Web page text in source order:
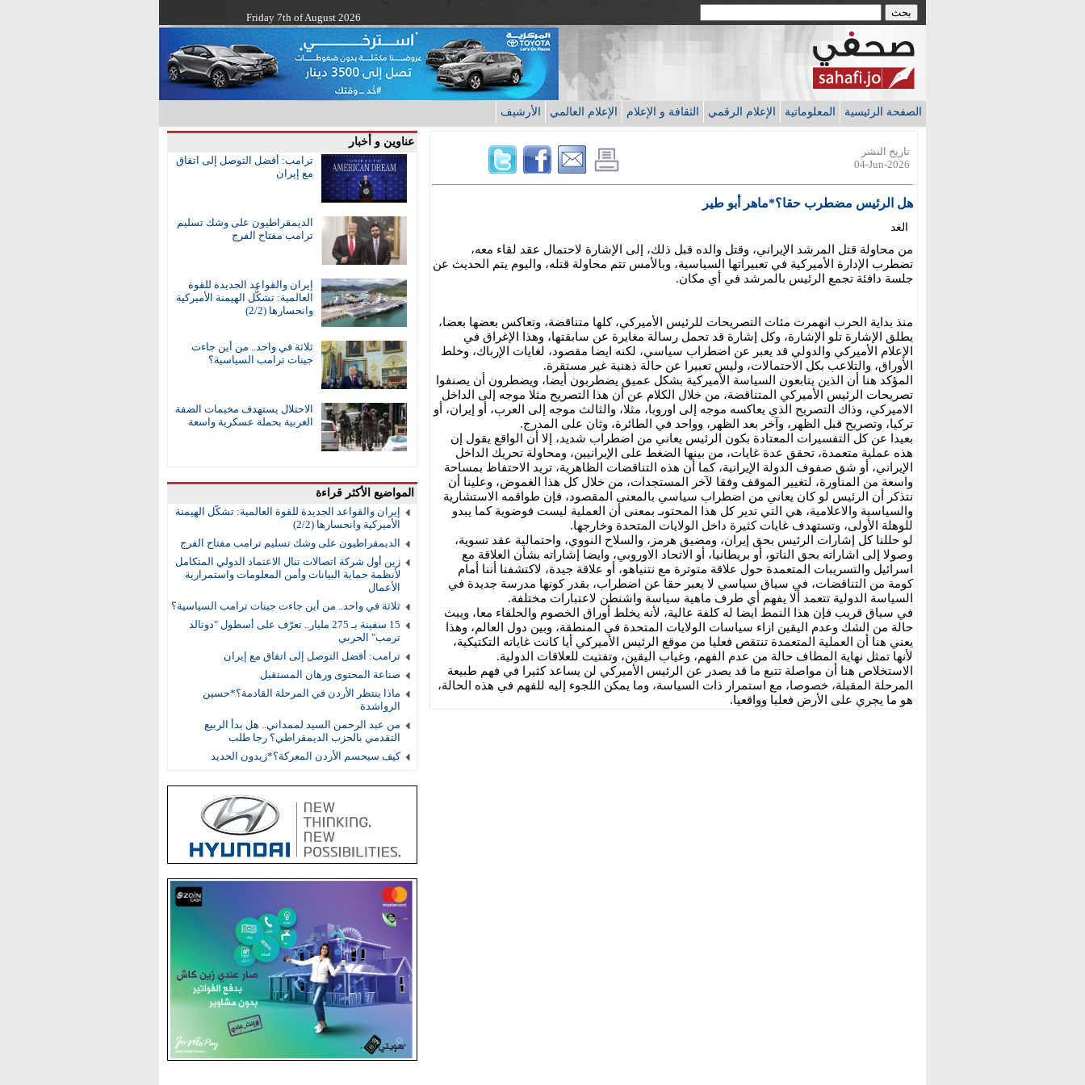
Friday 7th of August 2026
الصفحة الرئيسية المعلوماتية الإعلام الرقمي الثقافة و الإعلام الإعلام العالمي الأرشيف
عناوين و أخبار
ترامب: أفضل التوصل إلى اتفاق
مع إيران
الديمقراطيون على وشك تسليم
ترامب مفتاح الفرج
إيران والقواعد الجديدة للقوة
العالمية: تشكُّل الهيمنة الأميركية
وانحسارها (2/2)
ثلاثة في واحد.. من أين جاءت
جينات ترامب السياسية؟
الاحتلال يستهدف مخيمات الضفة
الغربية بحملة عسكرية واسعة
المواضيع الأكثر قراءة
إيران والقواعد الجديدة للقوة العالمية: تشكُّل الهيمنة
الأميركية وانحسارها (2/2)
الديمقراطيون على وشك تسليم ترامب مفتاح الفرج
زين أول شركة اتصالات تنال الاعتماد الدولي المتكامل
لأنظمة حماية البيانات وأمن المعلومات واستمرارية
الأعمال
ثلاثة في واحد.. من أين جاءت جينات ترامب السياسية؟
15 سفينة بـ 275 مليار.. تعرّف على أسطول "دونالد
ترمب" الحربي
ترامب: أفضل التوصل إلى اتفاق مع إيران
صناعة المحتوى ورهان المستقبل
ماذا ينتظر الأردن في المرحلة القادمة؟*حسين
الرواشدة
من عبد الرحمن السيد لممداني.. هل بدأ الربيع
التقدمي بالحزب الديمقراطي؟ رجا طلب
كيف سيحسم الأردن المعركة؟*زيدون الحديد
تاريخ النشر
04-Jun-2026
هل الرئيس مضطرب حقا؟*ماهر أبو طير
الغد
من محاولة قتل المرشد الإيراني، وقتل والده قبل ذلك، إلى الإشارة لاحتمال عقد لقاء معه،
تضطرب الإدارة الأميركية في تعبيراتها السياسية، وبالأمس تتم محاولة قتله، واليوم يتم الحديث عن
جلسة دافئة تجمع الرئيس بالمرشد في أي مكان.
منذ بداية الحرب انهمرت مئات التصريحات للرئيس الأميركي، كلها متناقضة، وتعاكس بعضها بعضا،
يطلق الإشارة تلو الإشارة، وكل إشارة قد تحمل رسالة مغايرة عن سابقتها، وهذا الإغراق في
الإعلام الأميركي والدولي قد يعبر عن اضطراب سياسي، لكنه ايضا مقصود، لغايات الإرباك، وخلط
الأوراق، والتلاعب بكل الاحتمالات، وليس تعبيرا عن حالة ذهنية غير مستقرة.
المؤكد هنا أن الذين يتابعون السياسة الأميركية بشكل عميق يضطربون أيضا، ويضطرون أن يصنفوا
تصريحات الرئيس الأميركي المتناقضة، من خلال الكلام عن أن هذا التصريح مثلا موجه إلى الداخل
الاميركي، وذاك التصريح الذي يعاكسه موجه إلى اوروبا، مثلا، والثالث موجه إلى العرب، أو إيران، أو
تركيا، وتصريح قبل الظهر، وآخر بعد الظهر، وواحد في الطائرة، وثان على المدرج.
بعيدا عن كل التفسيرات المعتادة بكون الرئيس يعاني من اضطراب شديد، إلا أن الواقع يقول إن
هذه عملية متعمدة، تحقق عدة غايات، من بينها الضغط على الإيرانيين، ومحاولة تحريك الداخل
الإيراني، أو شق صفوف الدولة الإيرانية، كما أن هذه التناقضات الظاهرية، تريد الاحتفاظ بمساحة
واسعة من المناورة، لتغيير الموقف وفقا لآخر المستجدات، من خلال كل هذا الغموض، وعلينا أن
نتذكر أن الرئيس لو كان يعاني من اضطراب سياسي بالمعنى المقصود، فإن طواقمه الاستشارية
والسياسية والاعلامية، هي التي تدير كل هذا المحتوىـ بمعنى أن العملية ليست فوضوية كما يبدو
للوهلة الأولى، وتستهدف غايات كثيرة داخل الولايات المتحدة وخارجها.
لو حللنا كل إشارات الرئيس بحق إيران، ومضيق هرمز، والسلاح النووي، واحتمالية عقد تسوية،
وصولا إلى اشاراته بحق الناتو، أو بريطانيا، أو الاتحاد الاوروبي، وايضا إشاراته بشأن العلاقة مع
اسرائيل والتسريبات المتعمدة حول علاقة متوترة مع نتنياهو، أو علاقة جيدة، لاكتشفنا أننا أمام
كومة من التناقضات، في سياق سياسي لا يعبر حقا عن اضطراب، بقدر كونها مدرسة جديدة في
السياسة الدولية تتعمد ألا يفهم أي طرف ماهية سياسة واشنطن لاعتبارات مختلفة.
في سياق قريب فإن هذا النمط ايضا له كلفة عالية، لأنه يخلط أوراق الخصوم والحلفاء معا، ويبث
حالة من الشك وعدم اليقين ازاء سياسات الولايات المتحدة في المنطقة، وبين دول العالم، وهذا
يعني هنا أن العملية المتعمدة تنتقص فعليا من موقع الرئيس الأميركي أيا كانت غاياته التكتيكية،
لأنها تمثل نهاية المطاف حالة من عدم الفهم، وغياب اليقين، وتفتيت للعلاقات الدولية.
الاستخلاص هنا أن مواصلة تتبع ما قد يصدر عن الرئيس الأميركي لن يساعد كثيرا في فهم طبيعة
المرحلة المقبلة، خصوصا، مع استمرار ذات السياسة، وما يمكن اللجوء إليه للفهم في هذه الحالة،
هو ما يجري على الأرض فعليا وواقعيا.